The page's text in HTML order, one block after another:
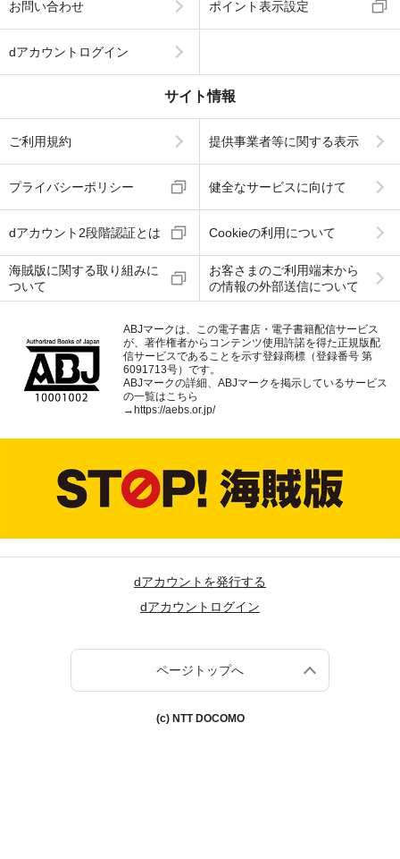
お問い合わせ ポイント表示設定
dアカウントログイン
サイト情報
ご利用規約 提供事業者等に関する表示
プライバシーポリシー 健全なサービスに向けて
dアカウント2段階認証とは Cookieの利用について
海賊版に関する取り組みに
ついて
お客さまのご利用端末から
の情報の外部送信について
ABJマークは、この電子書店・電子書籍配信サービス
が、著作権者からコンテンツ使用許諾を得た正規版配
信サービスであることを示す登録商標（登録番号 第
6091713号）です。
ABJマークの詳細、ABJマークを掲示しているサービス
の一覧はこちら
→ https://aebs.or.jp/
dアカウントを発行する
dアカウントログイン
ページトップへ
(c) NTT DOCOMO